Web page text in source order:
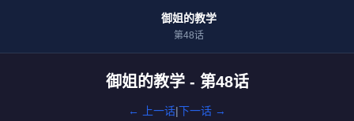
御姐的教学
第48话
御姐的教学 - 第48话
← 上一话|下一话 →